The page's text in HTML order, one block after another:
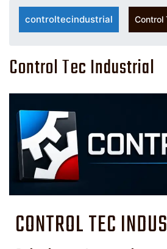
controltecindustrial Control
Control Tec Industrial
CONTROL TEC